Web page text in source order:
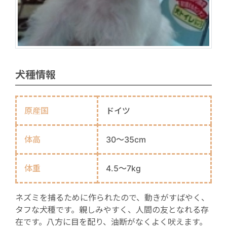
犬種情報
原産国 ドイツ
体高 30～35cm
体重 4.5～7kg
ネズミを捕るために作られたので、動きがすばやく、
タフな犬種です。親しみやすく、人間の友となれる存
在です。八方に目を配り、油断がなくよく吠えます。